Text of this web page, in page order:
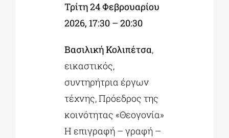
Τρίτη 24 Φεβρουαρίου
2026, 17:30 – 20:30
Βασιλική Κολιπέτσα,
εικαστικός,
συντηρήτρια έργων
τέχνης, Πρόεδρος της
κοινότητας «Θεογονία»
Η επιγραφή – γραφή –